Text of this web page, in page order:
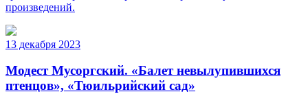
произведений.
13 декабря 2023
Модест Мусоргский. «Балет невылупившихся
птенцов», «Тюильрийский сад»